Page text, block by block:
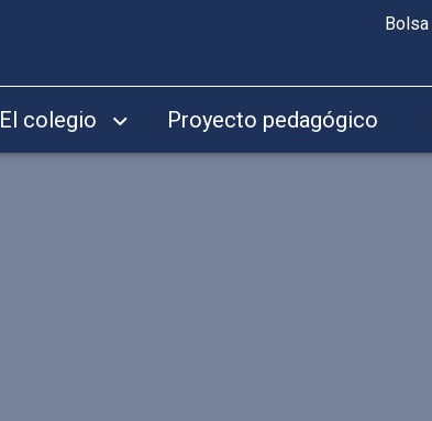
El colegio Proyecto pedagógico